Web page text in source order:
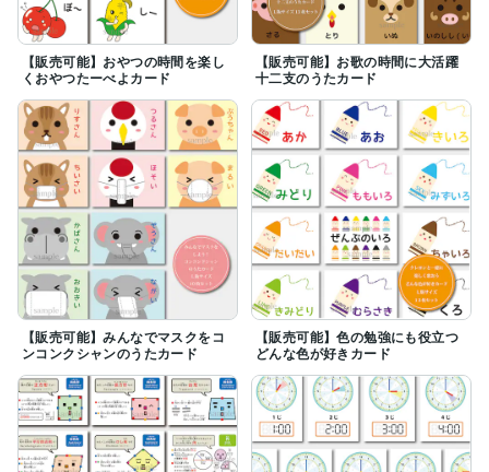
【販売可能】おやつの時間を楽し
くおやつたーべよカード
【販売可能】お歌の時間に大活躍
十二支のうたカード
【販売可能】みんなでマスクをコ
ンコンクシャンのうたカード
【販売可能】色の勉強にも役立つ
どんな色が好きカード